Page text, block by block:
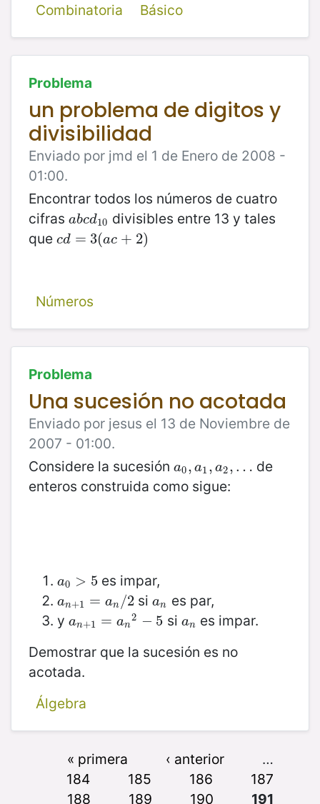
Combinatoria Básico
Problema
un problema de digitos y
divisibilidad
Enviado por jmd el 1 de Enero de 2008 -
01:00.
Encontrar todos los números de cuatro
cifras abcd10
abcd10divisibles entre 13 y tales
que cd = 3(ac + 2)
cd =3 (ac+ 2)
Números
Problema
Una sucesión no acotada
Enviado por jesus el 13 de Noviembre de
2007 - 01:00.
Considere la sucesión a0, a1, a2, …
a0,a1 ,a2,…
de
enteros construida como sigue:
a0 > 5
a0 >5 es impar,
an+1 = an /2
an+1 =an/2 sian
an es par,
y an+1 = an
2 − 5
an+1 =an2−5 si an
an es impar.
Demostrar que la sucesión es no
acotada.
Álgebra
« primera ‹ anterior
…
184
185 186
187
188
189 190 191